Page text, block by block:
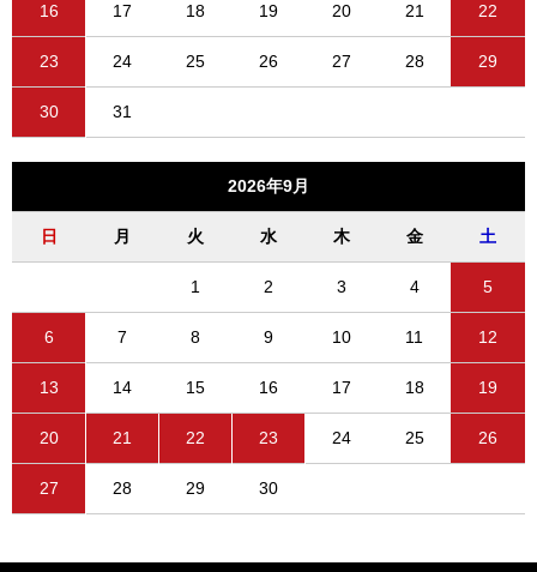
16 17 18 19 20 21 22
23 24 25 26 27 28 29
30 31
2026年9月
日 月 火 水 木 金 土
1 2 3 4 5
6 7 8 9 10 11 12
13 14 15 16 17 18 19
20 21 22 23 24 25 26
27 28 29 30